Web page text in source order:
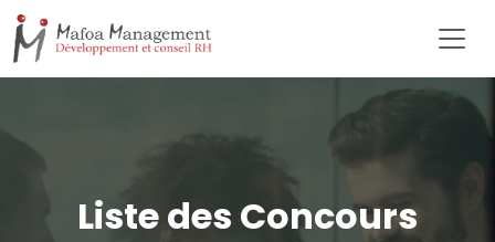
Liste des Concours